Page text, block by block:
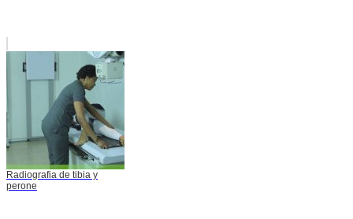
Radiografia de tibia y
perone